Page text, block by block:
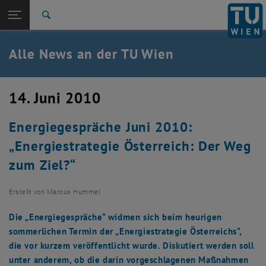
TU Login
Quicklinks
Quicklinks-Menü umschalten
Studium
Karriere
Zurück: Subseiten von TU Wien Startseite auflisten
Zurück zur letzten Ebene:
TU Wien Startseite
Übersicht
Alle News an der TU Wien
14. Juni 2010
Energiegespräche Juni 2010:
„Energiestrategie Österreich: Der Weg
zum Ziel?“
Erstellt von Marcus Hummel
Die „Energiegespräche“ widmen sich beim heurigen
sommerlichen Termin der „Energiestrategie Österreichs“,
die vor kurzem veröffentlicht wurde. Diskutiert werden soll
unter anderem, ob die darin vorgeschlagenen Maßnahmen